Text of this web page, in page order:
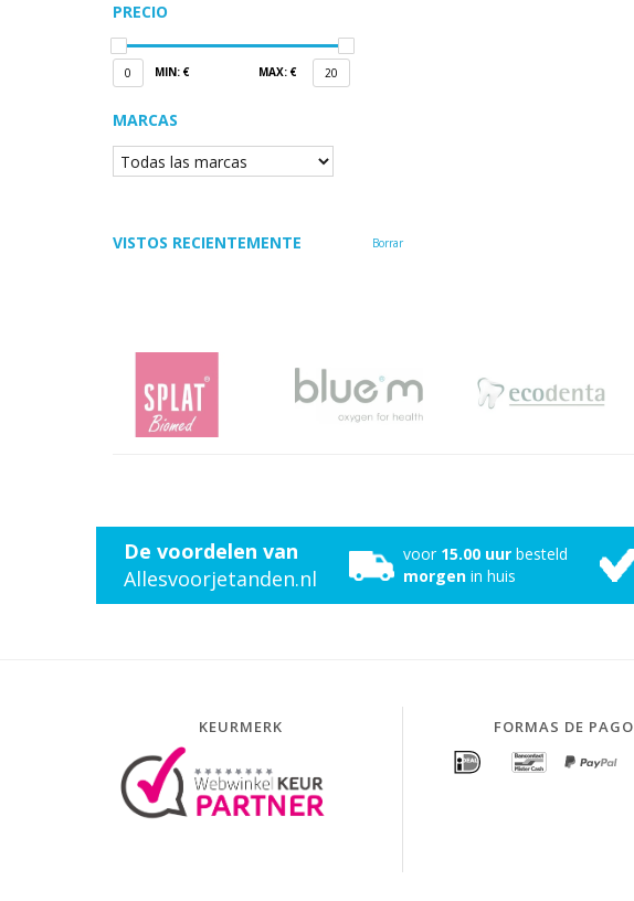
PRECIO
0 MIN: € MAX: € 20
MARCAS
VISTOS RECIENTEMENTE Borrar
De voordelen van
Allesvoorjetanden.nl
voor 15.00 uur besteld
morgen in huis
KEURMERK FORMAS DE PAGO